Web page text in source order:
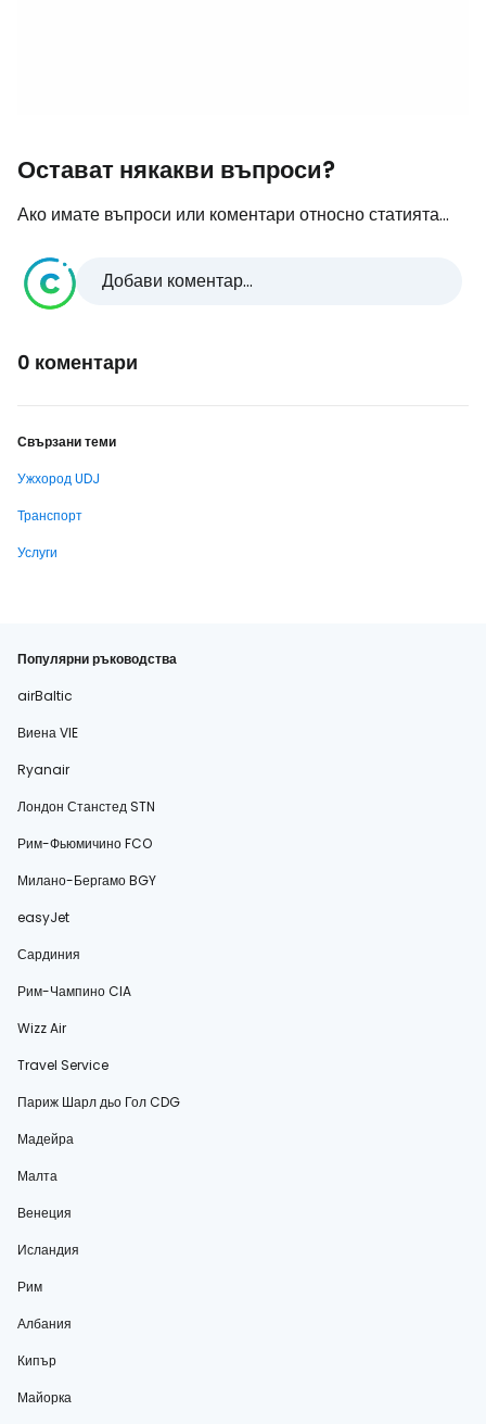
Остават някакви въпроси?
Ако имате въпроси или коментари относно статията...
Добави коментар...
0 коментари
Свързани теми
Ужхород UDJ
Транспорт
Услуги
Популярни ръководства
airBaltic
Виена VIE
Ryanair
Лондон Станстед STN
Рим-Фьюмичино FCO
Милано-Бергамо BGY
easyJet
Сардиния
Рим-Чампино CIA
Wizz Air
Travel Service
Париж Шарл дьо Гол CDG
Мадейра
Малта
Венеция
Исландия
Рим
Албания
Кипър
Майорка